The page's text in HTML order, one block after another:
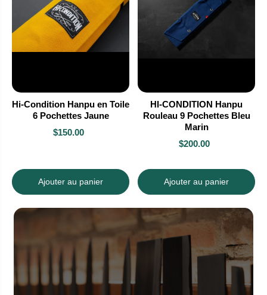
Hi-Condition Hanpu en Toile
6 Pochettes Jaune
$150.00
Ajouter au panier
HI-CONDITION Hanpu
Rouleau 9 Pochettes Bleu
Marin
$200.00
Ajouter au panier